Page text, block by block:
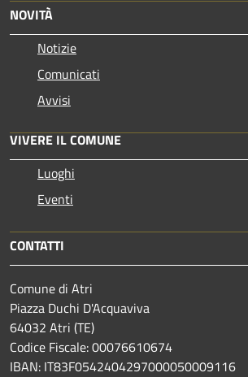
NOVITÀ
Notizie
Comunicati
Avvisi
VIVERE IL COMUNE
Luoghi
Eventi
CONTATTI
Comune di Atri
Piazza Duchi D'Acquaviva
64032 Atri (TE)
Codice Fiscale: 00076610674
IBAN: IT83F0542404297000050009116